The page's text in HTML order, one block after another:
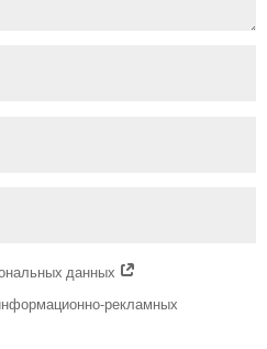
данных
рекламных